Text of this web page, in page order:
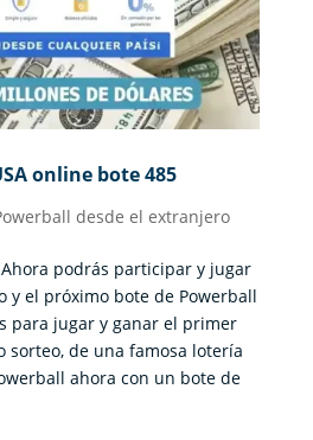
online bote 485
desde el extranjero
Ahora podrás participar y jugar
y el próximo bote de Powerball
para jugar y ganar el primer
sorteo, de una famosa lotería
ahora con un bote de